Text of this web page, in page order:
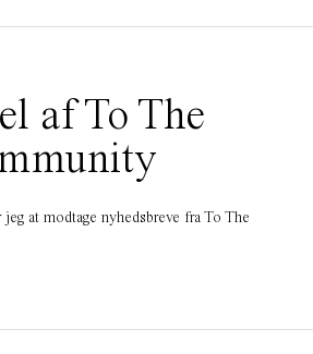
af To The
at modtage nyhedsbreve fra To The